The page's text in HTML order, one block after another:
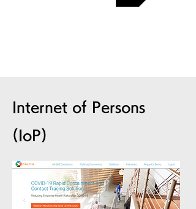
Internet of Persons
(IoP)